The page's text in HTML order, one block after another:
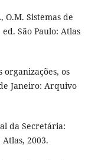
O.M. Sistemas de
São Paulo: Atlas
organizações, os
Janeiro: Arquivo
da Secretária:
2003.